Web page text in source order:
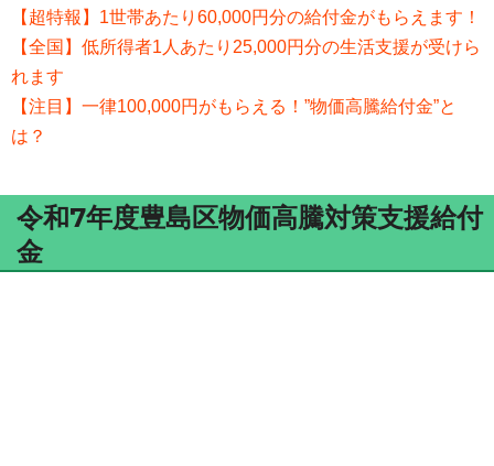
【超特報】1世帯あたり60,000円分の給付金がもらえます！
【全国】低所得者1人あたり25,000円分の生活支援が受けら
れます
【注目】一律100,000円がもらえる！”物価高騰給付金”と
は？
令和7年度豊島区物価高騰対策支援給付
金